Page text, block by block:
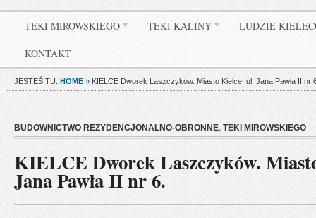
TEKI MIROWSKIEGO TEKI KALINY LUDZIE
KONTAKT
JESTEŚ TU: HOME » KIELCE Dworek Laszczyków. Miasto Kielce, ul. Jana Pawła II nr
BUDOWNICTWO REZYDENCJONALNO-OBRONNE, TEKI MIROWSKIEGO
KIELCE Dworek Laszczyków.
Jana Pawła II nr 6.